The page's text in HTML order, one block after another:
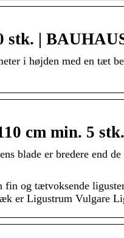
stk. |
i højden med en tæt
cm min. 5 stk.
blade er bredere end
og tætvoksende
er Ligustrum Vulgare